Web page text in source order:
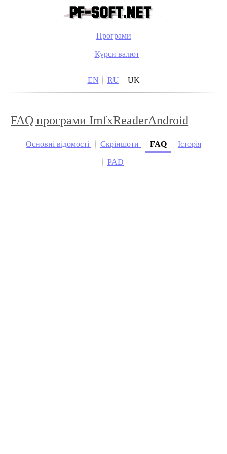
Програми
Курси валют
EN RU UK
FAQ програми ImfxReaderAndroid
Основні відомості Скріншоти FAQ Історія
PAD